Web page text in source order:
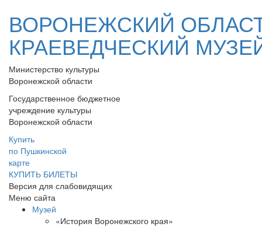
ВОРОНЕЖСКИЙ
КРАЕВЕДЧЕСКИЙ
Министерство культуры
Воронежской области
Государственное бюджетное
учреждение культуры
Воронежской области
Купить
по Пушкинской
карте
КУПИТЬ БИЛЕТЫ
Версия для слабовидящих
Меню сайта
Музей
«История Воронежского края»